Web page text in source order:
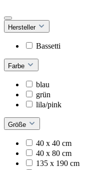
Hersteller
Bassetti
Farbe
blau
grün
lila/pink
Größe
40 x 40 cm
40 x 80 cm
135 x 190 cm